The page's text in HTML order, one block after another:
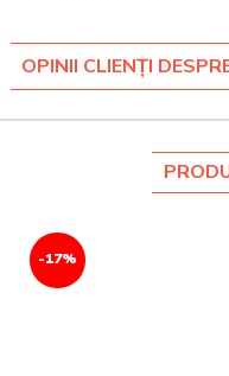
OPINII CLIENȚI
-17%